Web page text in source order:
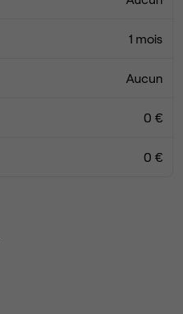
1 mois
Aucun
0 €
0 €